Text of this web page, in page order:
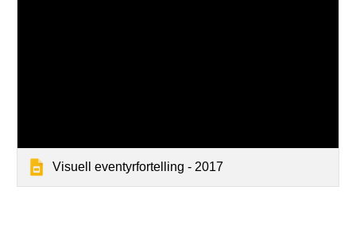
Visuell eventyrfortelling - 2017